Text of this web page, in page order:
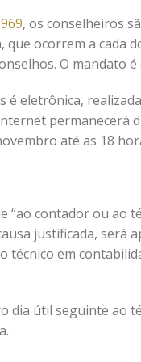
, os conselheiros
ocorrem a cada
O mandato
é eletrônica,
permanecerá
até as 18
“ao contador ou ao
justificada, será
em
dia útil seguinte ao